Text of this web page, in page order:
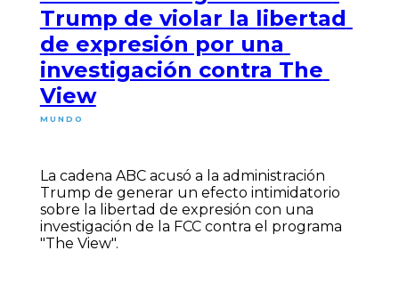
Trump de violar la libertad
de expresión por una
investigación contra The
View
MUNDO
La cadena ABC acusó a la administración
Trump de generar un efecto intimidatorio
sobre la libertad de expresión con una
investigación de la FCC contra el programa
"The View".